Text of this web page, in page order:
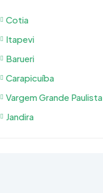
Cotia
Itapevi
Barueri
Carapicuíba
Vargem Grande Paulista
Jandira